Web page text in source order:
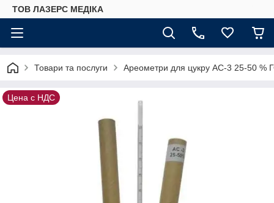
ТОВ ЛАЗЕРС МЕДІКА
Товари та послуги Ареометри для цукру АС-3 25-50 %
Цена с НДС